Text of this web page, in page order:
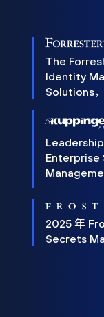
The
Identity
Solutions
Enterprise
2025 年
Secrets